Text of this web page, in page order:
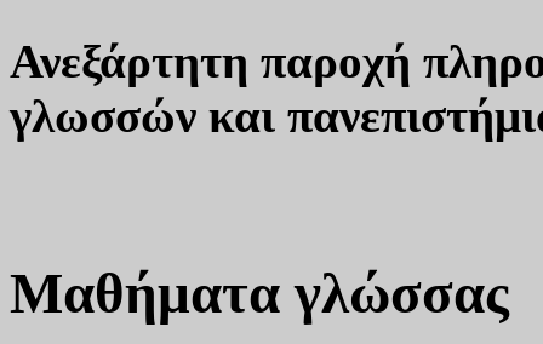
Ανεξάρτητη παροχή
γλωσσών και
Μαθήματα γλώσσας